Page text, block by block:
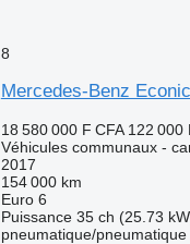
8
Mercedes-Benz
18 580 000 F CFA 122 000
Véhicules communaux -
2017
154 000 km
Euro 6
Puissance 35 ch (25.73
pneumatique/pneumatique